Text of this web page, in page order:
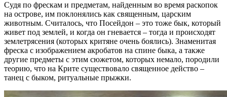
Судя по фрескам и предметам, найденным во время раскопок
на острове, им поклонялись как священным, царским
животным. Считалось, что Посейдон – это тоже бык, который
живет под землей, и когда он гневается – тогда и происходят
землетрясения (которых критяне очень боялись). Знаменитая
фреска с изображением акробатов на спине быка, а также
другие предметы с этим сюжетом, которых немало, породили
теорию, что на Крите существовало священное действо –
танец с быком, ритуальные прыжки.